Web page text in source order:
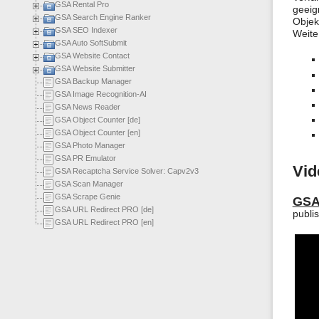
GSA Rental Pro
GSA Search Engine Ranker
GSA SEO Indexer
GSA Auto SoftSubmit
GSA Website Contact
GSA Website Submitter
GSA Backup Manager
GSA Image Recognition-AI
GSA News Reader
GSA Object Counter [de]
GSA Object Counter [en]
GSA Photo Manager
GSA PR Emulator
GSA Recaptcha Service Solver: Capv2v3
GSA Scan Manager
GSA Scrape Genie
GSA URL Redirect PRO [de]
GSA URL Redirect PRO [en]